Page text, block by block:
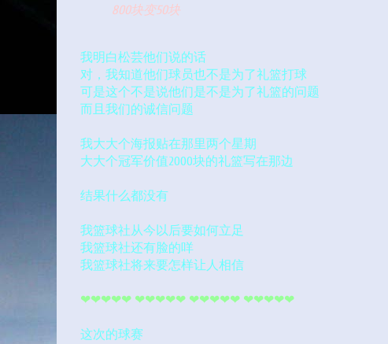
800块变50块
我明白松芸他们说的话
对，我知道他们球员也不是为了礼篮打球
可是这个不是说他们是不是为了礼篮的问题
而且我们的诚信问题
我大大个海报贴在那里两个星期
大大个冠军价值2000块的礼篮写在那边
结果什么都没有
我篮球社从今以后要如何立足
我篮球社还有脸的咩
我篮球社将来要怎样让人相信
❤❤❤❤❤ ❤❤❤❤❤ ❤❤❤❤❤ ❤❤❤❤❤
这次的球赛